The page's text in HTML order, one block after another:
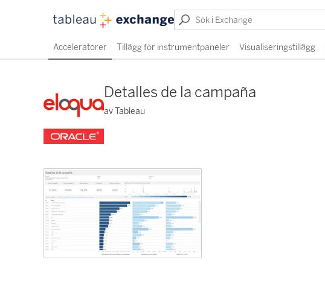
Acceleratorer Tillägg för instrumentpaneler Visualiseringstillägg
Detalles de la campaña
av Tableau